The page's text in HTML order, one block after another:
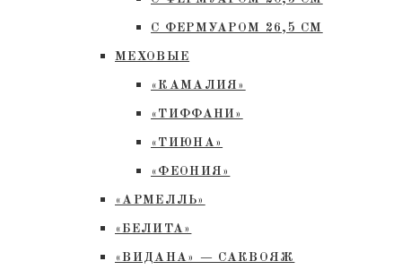
С ФЕРМУАРОМ 26,5 СМ
МЕХОВЫЕ
«КАМАЛИЯ»
«ТИФФАНИ»
«ТИЮНА»
«ФЕОНИЯ»
«АРМЕЛЛЬ»
«БЕЛИТА»
«ВИДАНА» — САКВОЯЖ